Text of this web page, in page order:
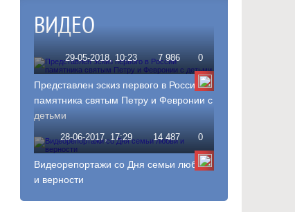
ВИДЕО
29-05-2018, 10:23 7 986 0
Представлен эскиз первого в России
памятника святым Петру и Февронии с
детьми
28-06-2017, 17:29 14 487 0
Видеорепортажи со Дня семьи любви
и верности